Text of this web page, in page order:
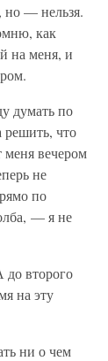
но — нельзя.
как
на меня, и
думать по
решить, что
меня вечером
не
по
— я не
второго
на эту
ни о чем